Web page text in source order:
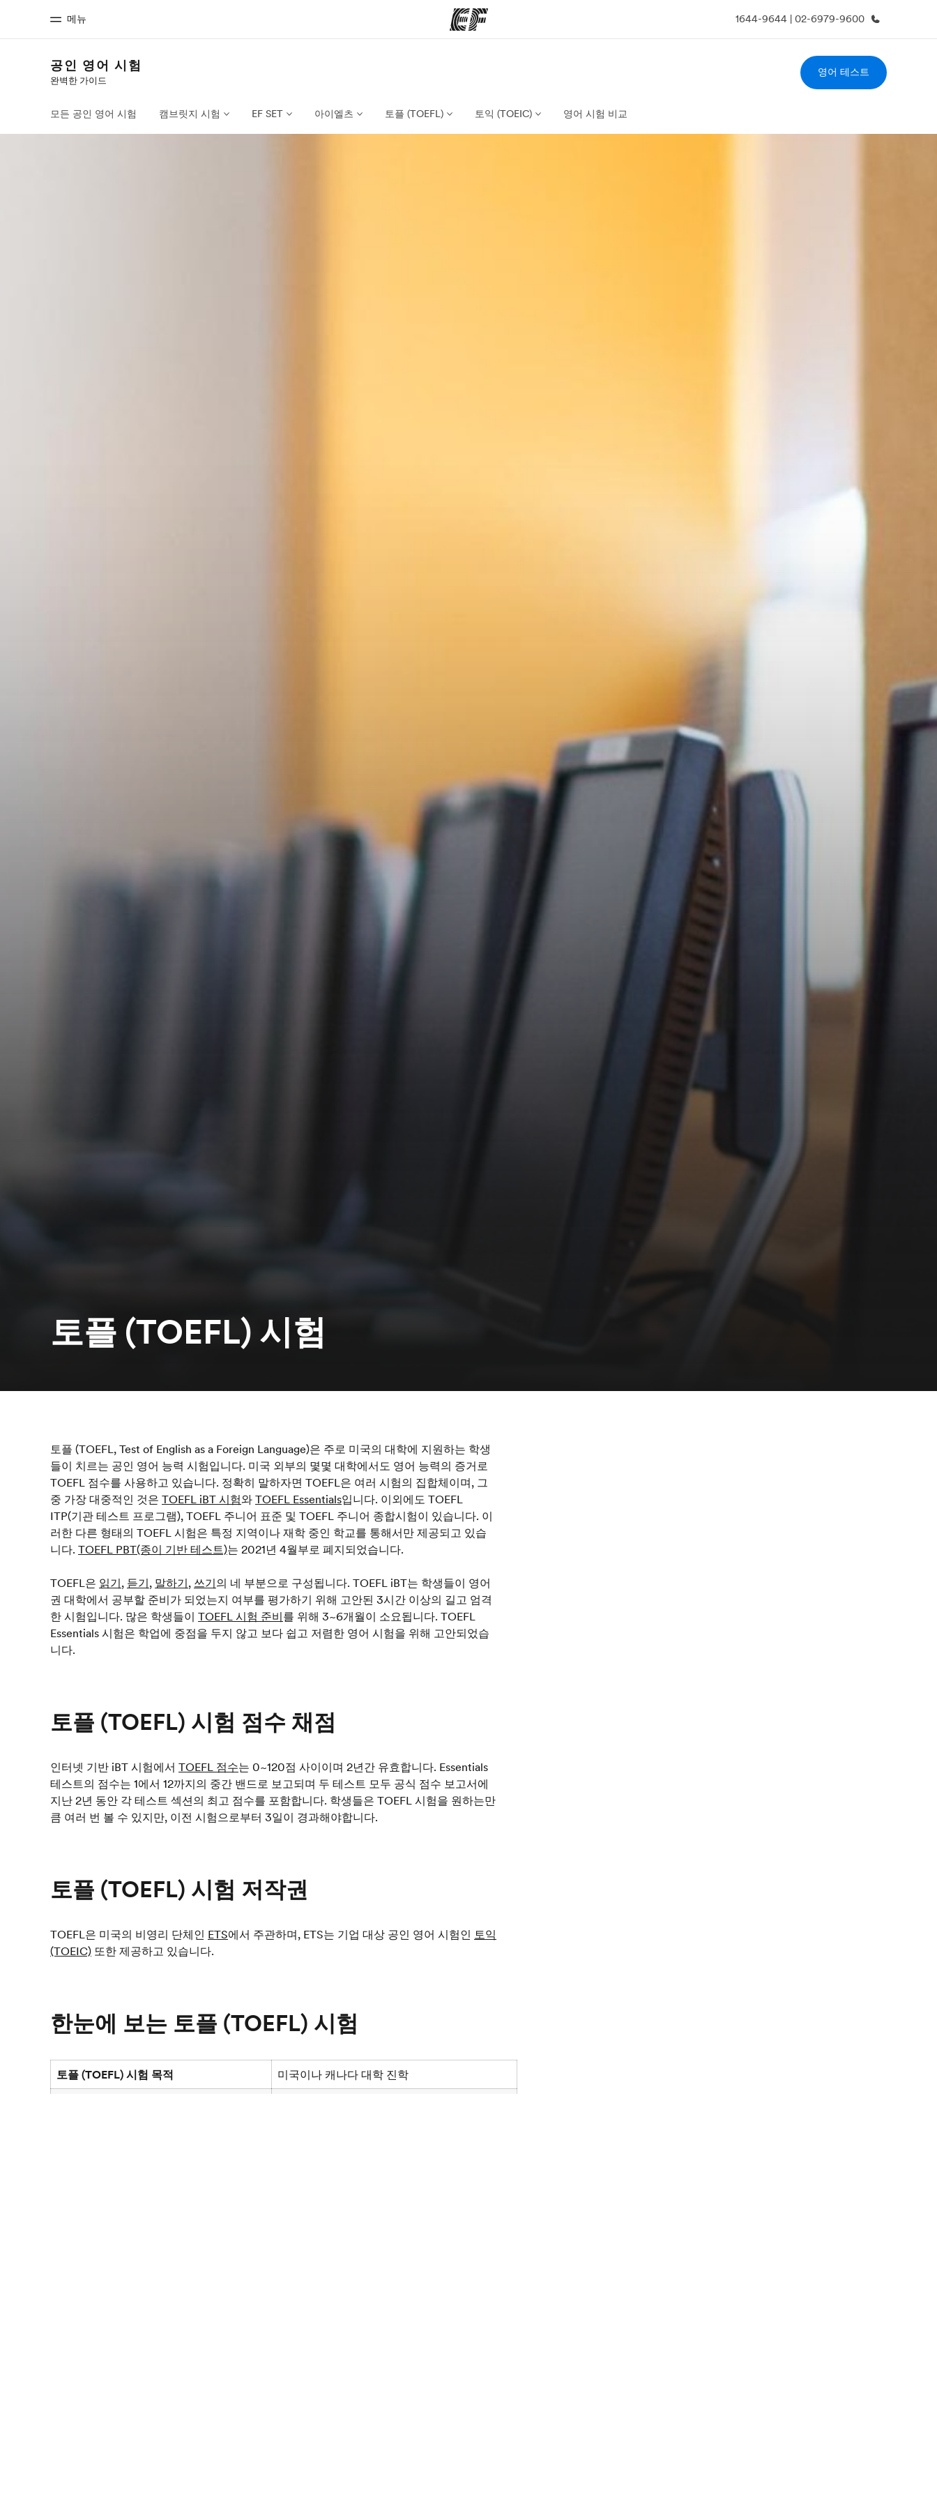
메뉴 1644-9644 | 02-6979-9600
EF 둘러보기 제공하는 과정 안내 가까운 지사 검색 사업 부문
채용
공인 영어 시험
완벽한 가이드
영어 테스트
모든 공인 영어 시험 캠브릿지 시험 EF SET 아이엘츠 토플 (TOEFL) 토익 (TOEIC) 영어 시험 비교
토플 (TOEFL) 시험
토플 (TOEFL, Test of English as a Foreign Language)은 주로 미국의 대학에 지원하는 학생
들이 치르는 공인 영어 능력 시험입니다. 미국 외부의 몇몇 대학에서도 영어 능력의 증거로
TOEFL 점수를 사용하고 있습니다. 정확히 말하자면 TOEFL은 여러 시험의 집합체이며, 그
중 가장 대중적인 것은 TOEFL iBT 시험와TOEFL Essentials입니다. 이외에도 TOEFL
ITP(기관 테스트 프로그램), TOEFL 주니어 표준 및 TOEFL 주니어 종합시험이 있습니다. 이
러한 다른 형태의 TOEFL 시험은 특정 지역이나 재학 중인 학교를 통해서만 제공되고 있습
니다. TOEFL PBT(종이 기반 테스트)는 2021년 4월부로 폐지되었습니다.
TOEFL은 읽기, 듣기, 말하기, 쓰기의 네 부분으로 구성됩니다. TOEFL iBT는 학생들이 영어
권 대학에서 공부할 준비가 되었는지 여부를 평가하기 위해 고안된 3시간 이상의 길고 엄격
한 시험입니다. 많은 학생들이 TOEFL 시험 준비를 위해 3~6개월이 소요됩니다. TOEFL
Essentials 시험은 학업에 중점을 두지 않고 보다 쉽고 저렴한 영어 시험을 위해 고안되었습
니다.
토플 (TOEFL) 시험 점수 채점
인터넷 기반 iBT 시험에서 TOEFL 점수는 0~120점 사이이며 2년간 유효합니다. Essentials
테스트의 점수는 1에서 12까지의 중간 밴드로 보고되며 두 테스트 모두 공식 점수 보고서에
지난 2년 동안 각 테스트 섹션의 최고 점수를 포함합니다. 학생들은 TOEFL 시험을 원하는만
큼 여러 번 볼 수 있지만, 이전 시험으로부터 3일이 경과해야합니다.
토플 (TOEFL) 시험 저작권
TOEFL은 미국의 비영리 단체인 ETS에서 주관하며, ETS는 기업 대상 공인 영어 시험인 토익
(TOEIC) 또한 제공하고 있습니다.
한눈에 보는 토플 (TOEFL) 시험
토플 (TOEFL) 시험 목적
미국이나 캐나다 대학 진학